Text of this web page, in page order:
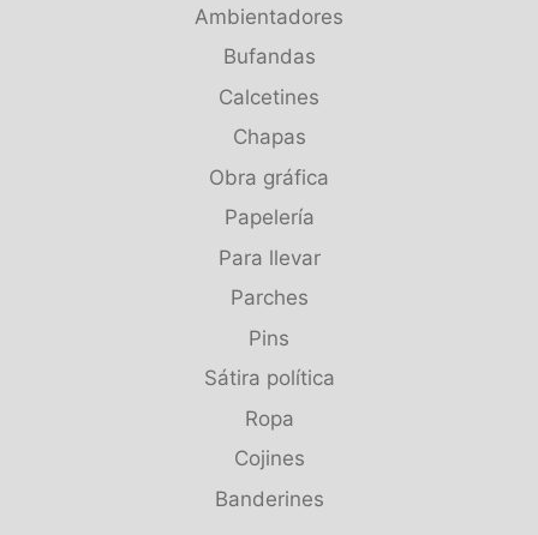
Ambientadores
Bufandas
Calcetines
Chapas
Obra gráfica
Papelería
Para llevar
Parches
Pins
Sátira política
Ropa
Cojines
Banderines